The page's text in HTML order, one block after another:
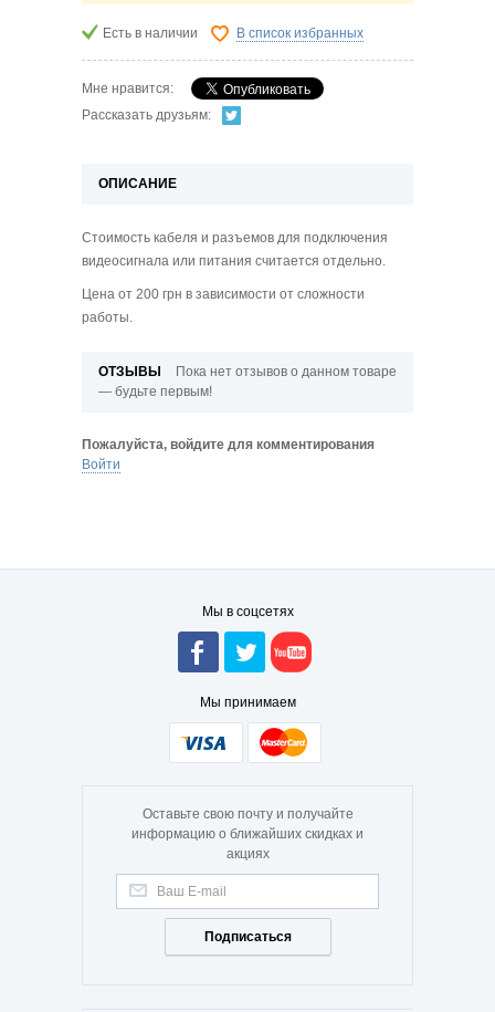
Есть в наличии В список избранных
Мне нравится:
Рассказать друзьям:
ОПИСАНИЕ
Стоимость кабеля и разъемов для подключения
видеосигнала или питания считается отдельно.
Цена от 200 грн в зависимости от сложности
работы.
ОТЗЫВЫ
Пока нет отзывов о данном товаре
— будьте первым!
Пожалуйста, войдите для комментирования
Войти
Мы в соцсетях
Мы принимаем
Оставьте свою почту и получайте
информацию о ближайших скидках и
акциях
Подписаться